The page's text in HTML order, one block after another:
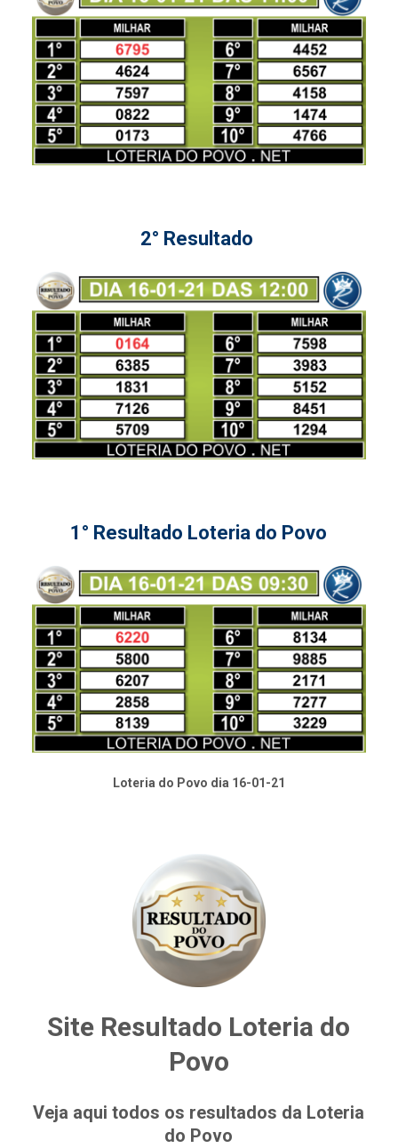
2° Resultado
1° Resultado Loteria do Povo
Loteria do Povo dia 16-01-21
Site Resultado Loteria do
Povo
Veja aqui todos os resultados da Loteria
do Povo